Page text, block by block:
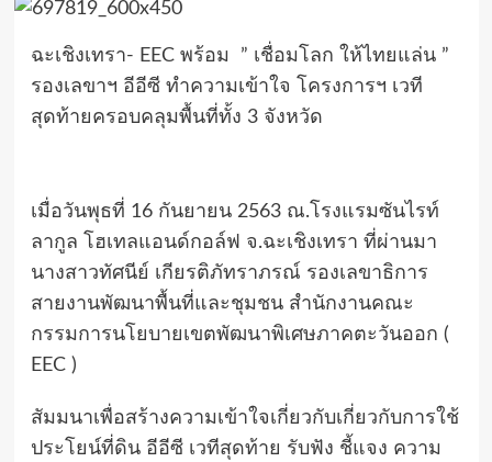
ฉะเชิงเทรา- EEC พร้อม ” เชื่อมโลก ให้ไทยแล่น ”
รองเลขาฯ อีอีซี ทำความเข้าใจ โครงการฯ เวที
สุดท้ายครอบคลุมพื้นที่ทั้ง 3 จังหวัด
เมื่อวันพุธที่ 16 กันยายน 2563 ณ.โรงแรมซันไรท์
ลากูล โฮเทลแอนด์กอล์ฟ จ.ฉะเชิงเทรา ที่ผ่านมา
นางสาวทัศนีย์ เกียรติภัทราภรณ์ รองเลขาธิการ
สายงานพัฒนาพื้นที่และชุมชน สำนักงานคณะ
กรรมการนโยบายเขตพัฒนาพิเศษภาคตะวันออก (
EEC )
สัมมนาเพื่อสร้างความเข้าใจเกี่ยวกับเกี่ยวกับการใช้
ประโยน์ที่ดิน อีอีซี เวทีสุดท้าย รับฟัง ชี้แจง ความ